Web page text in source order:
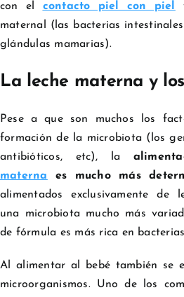
con el contacto piel con piel
maternal (las bacterias
glándulas mamarias).
La leche materna y
Pese a que son muchos los
formación de la microbiota (los
antibióticos, etc), la
materna
es mucho más
alimentados exclusivamente de
una microbiota mucho más
de fórmula es más rica en
Al alimentar al bebé también se
microorganismos. Uno de los